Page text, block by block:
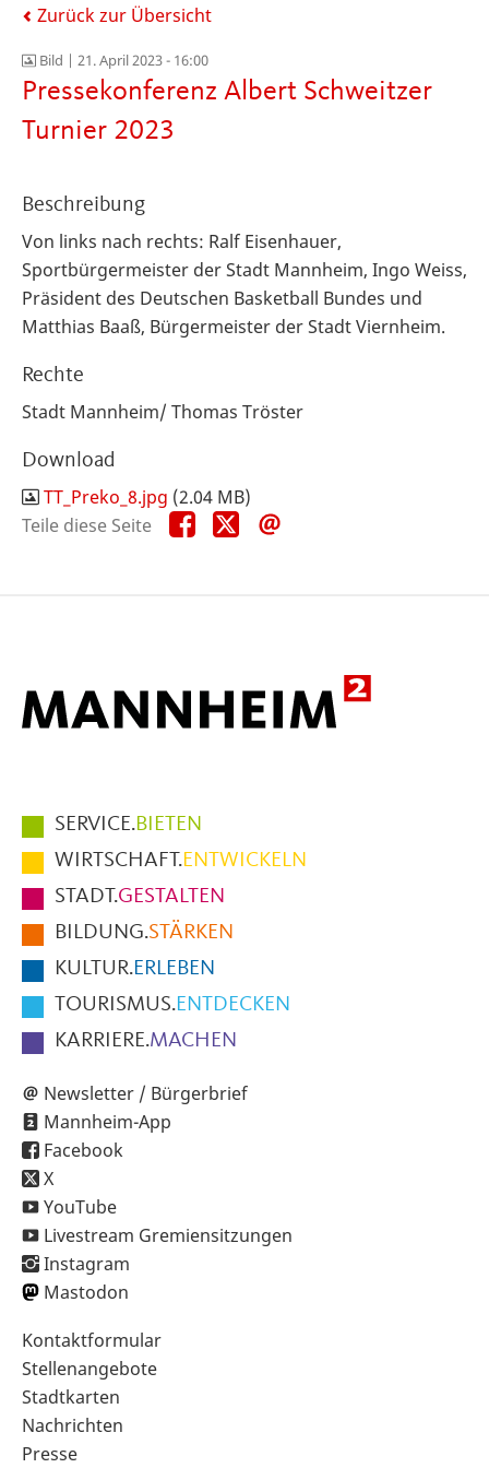
Zurück zur Übersicht
Bild | 21. April 2023 - 16:00
Pressekonferenz Albert Schweitzer
Turnier 2023
Beschreibung
Von links nach rechts: Ralf Eisenhauer,
Sportbürgermeister der Stadt Mannheim, Ingo Weiss,
Präsident des Deutschen Basketball Bundes und
Matthias Baaß, Bürgermeister der Stadt Viernheim.
Rechte
Stadt Mannheim/ Thomas Tröster
Download
TT_Preko_8.jpg (2.04 MB)
Teile diese Seite
Teile
diese
Teile
diese
Hauptmenüpunkte
im
Fußbereich
der
Seite
SERVICE.BIETEN
WIRTSCHAFT.ENTWICKELN
STADT.GESTALTEN
BILDUNG.STÄRKEN
KULTUR.ERLEBEN
TOURISMUS.ENTDECKEN
KARRIERE.MACHEN
Newsletter / Bürgerbrief
Mannheim-App
Facebook
X
YouTube
Livestream Gremiensitzungen
Instagram
Mastodon
Sekundärnavigation
im
Fußbereich
Kontaktformular
Stellenangebote
Stadtkarten
Nachrichten
Presse